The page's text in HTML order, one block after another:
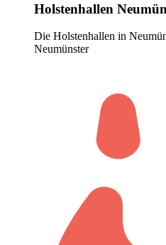
Holstenhallen
Die Holstenhallen in
Neumünster